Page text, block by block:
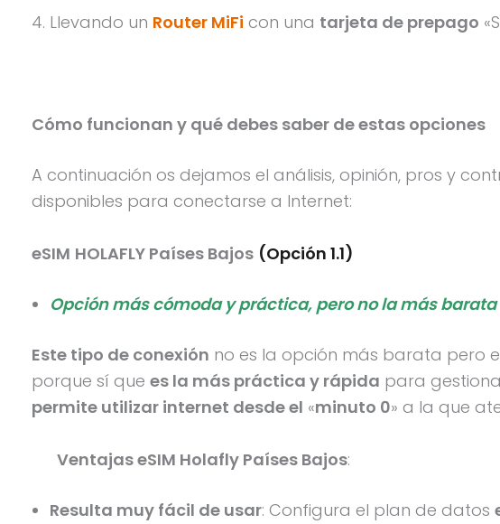
Llevando un Router MiFi con una tarjeta de prepago
Cómo funcionan y qué debes saber de estas opciones
A continuación os dejamos el análisis, opinión, pros y
disponibles para conectarse a Internet:
eSIM HOLAFLY Países Bajos (Opción 1.1)
Opción más cómoda y práctica, pero no la más barata
Este tipo de conexión no es la opción más barata pero
porque sí que es la más práctica y rápida para
permite utilizar internet desde el «minuto 0» a la que
Ventajas eSIM Holafly Países Bajos:
Resulta muy fácil de usar: Configura el plan de datos